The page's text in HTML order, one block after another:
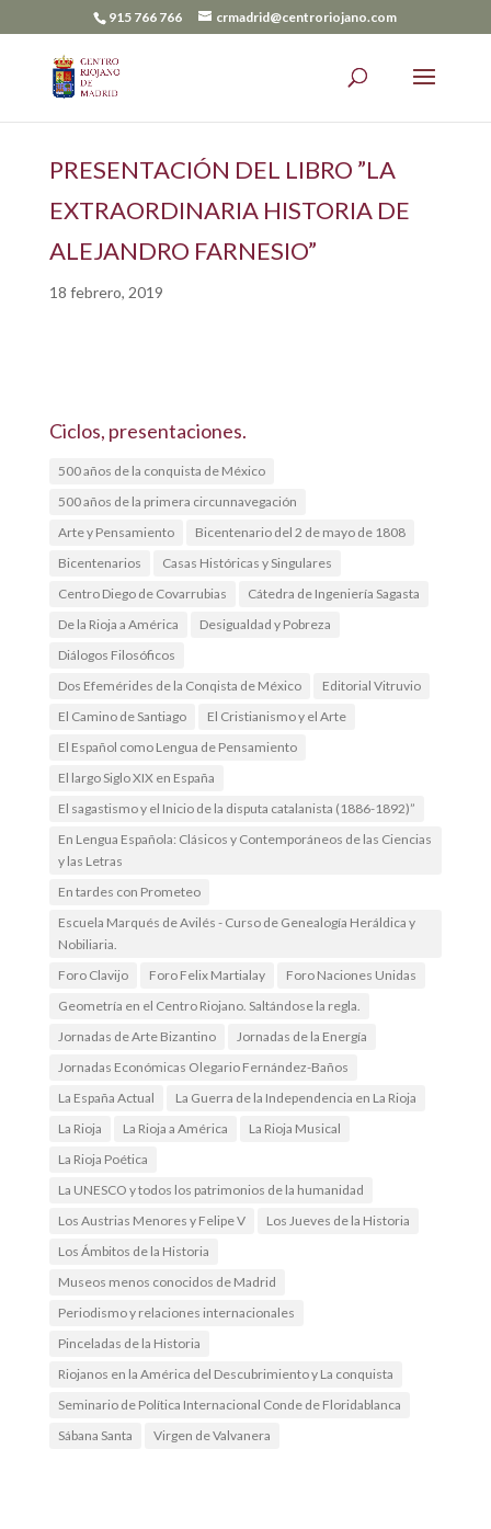
915 766 766 crmadrid@centroriojano.com
PRESENTACIÓN DEL LIBRO ”LA
EXTRAORDINARIA HISTORIA DE
ALEJANDRO FARNESIO”
18 febrero, 2019
Ciclos, presentaciones.
500 años de la conquista de México
500 años de la primera circunnavegación
Arte y Pensamiento
Bicentenario del 2 de mayo de 1808
Bicentenarios
Casas Históricas y Singulares
Centro Diego de Covarrubias
Cátedra de Ingeniería Sagasta
De la Rioja a América
Desigualdad y Pobreza
Diálogos Filosóficos
Dos Efemérides de la Conqista de México
Editorial Vitruvio
El Camino de Santiago
El Cristianismo y el Arte
El Español como Lengua de Pensamiento
El largo Siglo XIX en España
El sagastismo y el Inicio de la disputa catalanista (1886-1892)”
En Lengua Española: Clásicos y Contemporáneos de las Ciencias
y las Letras
En tardes con Prometeo
Escuela Marqués de Avilés - Curso de Genealogía Heráldica y
Nobiliaria.
Foro Clavijo
Foro Felix Martialay
Foro Naciones Unidas
Geometría en el Centro Riojano. Saltándose la regla.
Jornadas de Arte Bizantino
Jornadas de la Energía
Jornadas Económicas Olegario Fernández-Baños
La España Actual
La Guerra de la Independencia en La Rioja
La Rioja
La Rioja a América
La Rioja Musical
La Rioja Poética
La UNESCO y todos los patrimonios de la humanidad
Los Austrias Menores y Felipe V
Los Jueves de la Historia
Los Ámbitos de la Historia
Museos menos conocidos de Madrid
Periodismo y relaciones internacionales
Pinceladas de la Historia
Riojanos en la América del Descubrimiento y La conquista
Seminario de Política Internacional Conde de Floridablanca
Sábana Santa
Virgen de Valvanera